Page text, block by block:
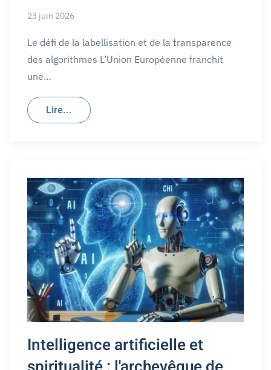
23 juin 2026
Le défi de la labellisation et de la transparence
des algorithmes L’Union Européenne franchit
une…
Lire...
Intelligence artificielle et